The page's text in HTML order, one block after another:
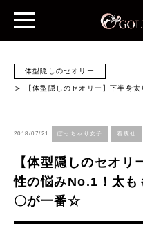
体型隠しのセオリー
【体型隠しのセオリー】下半身
2018/07/21 ぽっちゃり女子 着痩せ
【体型隠しのセオリ
性の悩みNo.1！太も
〇が一番☆